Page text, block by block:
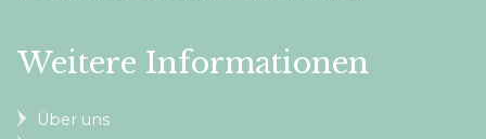
Weitere Informationen
Über uns